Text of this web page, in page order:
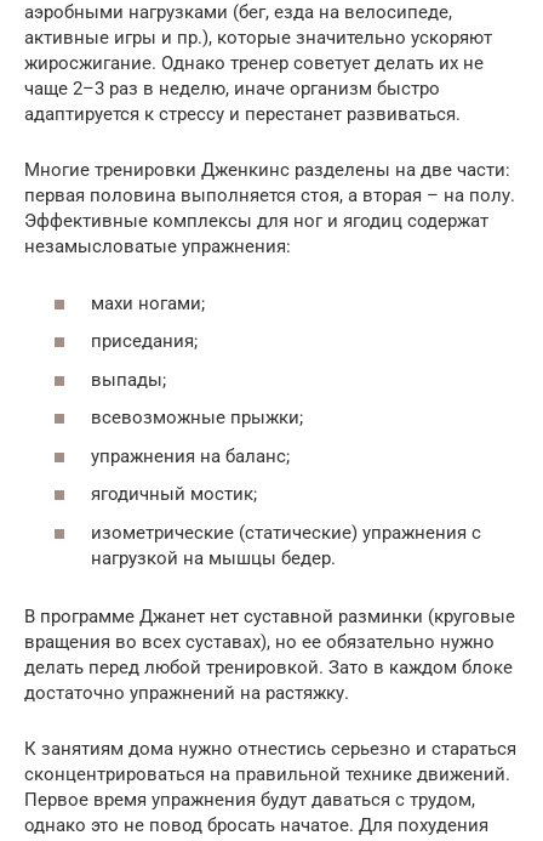
аэробными нагрузками (бег, езда на велосипеде,
активные игры и пр.), которые значительно ускоряют
жиросжигание. Однако тренер советует делать их не
чаще 2–3 раз в неделю, иначе организм быстро
адаптируется к стрессу и перестанет развиваться.
Многие тренировки Дженкинс разделены на две части:
первая половина выполняется стоя, а вторая – на полу.
Эффективные комплексы для ног и ягодиц содержат
незамысловатые упражнения:
махи ногами;
приседания;
выпады;
всевозможные прыжки;
упражнения на баланс;
ягодичный мостик;
изометрические (статические) упражнения с
нагрузкой на мышцы бедер.
В программе Джанет нет суставной разминки (круговые
вращения во всех суставах), но ее обязательно нужно
делать перед любой тренировкой. Зато в каждом блоке
достаточно упражнений на растяжку.
К занятиям дома нужно отнестись серьезно и стараться
сконцентрироваться на правильной технике движений.
Первое время упражнения будут даваться с трудом,
однако это не повод бросать начатое. Для похудения